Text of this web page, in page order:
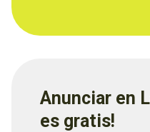
Anunciar en
es gratis!